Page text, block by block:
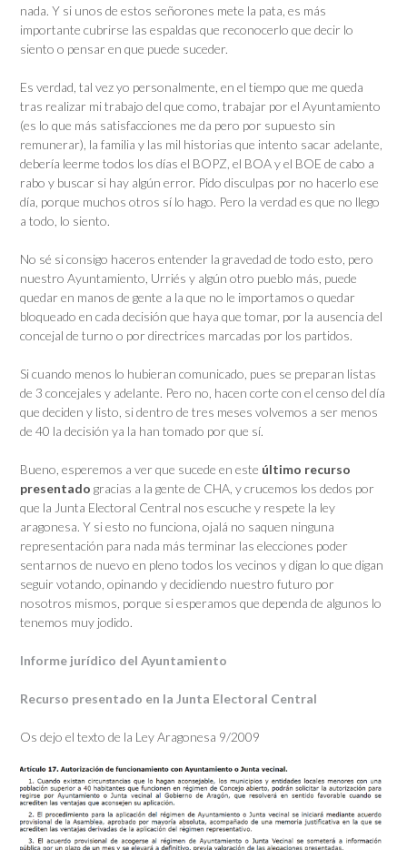
nada. Y si unos de estos señorones mete la pata, es más
importante cubrirse las espaldas que reconocerlo que decir lo
siento o pensar en que puede suceder.
Es verdad, tal vez yo personalmente, en el tiempo que me queda
tras realizar mi trabajo del que como, trabajar por el Ayuntamiento
(es lo que más satisfacciones me da pero por supuesto sin
remunerar), la familia y las mil historias que intento sacar adelante,
debería leerme todos los días el BOPZ, el BOA y el BOE de cabo a
rabo y buscar si hay algún error. Pido disculpas por no hacerlo ese
día, porque muchos otros sí lo hago. Pero la verdad es que no llego
a todo, lo siento.
No sé si consigo haceros entender la gravedad de todo esto, pero
nuestro Ayuntamiento, Urriés y algún otro pueblo más, puede
quedar en manos de gente a la que no le importamos o quedar
bloqueado en cada decisión que haya que tomar, por la ausencia del
concejal de turno o por directrices marcadas por los partidos.
Si cuando menos lo hubieran comunicado, pues se preparan listas
de 3 concejales y adelante. Pero no, hacen corte con el censo del día
que deciden y listo, si dentro de tres meses volvemos a ser menos
de 40 la decisión ya la han tomado por que sí.
Bueno, esperemos a ver que sucede en este último recurso
presentado gracias a la gente de CHA, y crucemos los dedos por
que la Junta Electoral Central nos escuche y respete la ley
aragonesa. Y si esto no funciona, ojalá no saquen ninguna
representación para nada más terminar las elecciones poder
sentarnos de nuevo en pleno todos los vecinos y digan lo que digan
seguir votando, opinando y decidiendo nuestro futuro por
nosotros mismos, porque si esperamos que dependa de algunos lo
tenemos muy jodido.
Informe jurídico del Ayuntamiento
Recurso presentado en la Junta Electoral Central
Os dejo el texto de la Ley Aragonesa 9/2009